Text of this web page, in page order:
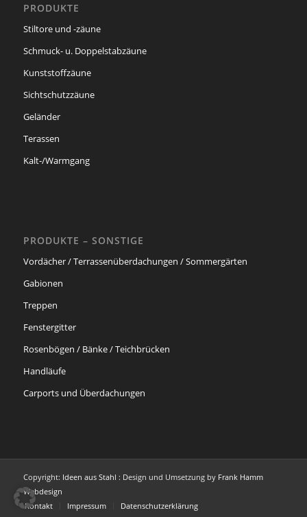
PRODUKTE
Stiltore und -zäune
Schmuck- u. Doppelstabzäune
Kunststoffzäune
Sichtschutzzäune
Geländer
Terassen
Kalt-/Warmgang
PRODUKTE – SONSTIGE
Vordächer / Terrassenüberdachungen / Sommergärten
Gabionen
Treppen
Fenstergitter
Rosenbögen / Bänke / Teichbrücken
Handläufe
Carports und Überdachungen
Copyright: Ideen aus Stahl : Design und Umsetzung by Frank Hamm
Webdesign
Kontakt
Impressum Datenschutzerklärung